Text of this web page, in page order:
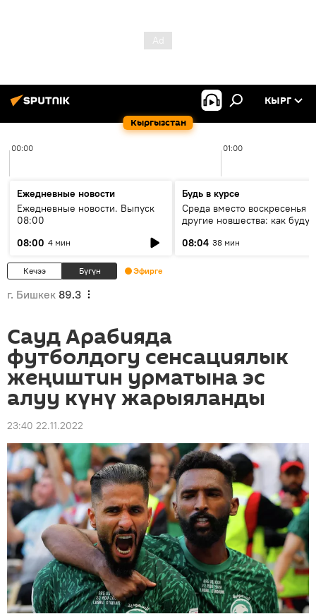
Кыргызстан
КЫРГ
00:00 01:00
Ежедневные новости
Ежедневные новости. Выпуск
08:00
08:00 4 мин
Будь в курсе
Среда вместо воскресенья и
другие новшества: как будут
08:04 38 мин
Кечээ Бүгүн Эфирге
г. Бишкек 89.3
Сауд Арабияда
футболдогу сенсациялык
жеңиштин урматына эс
алуу күнү жарыяланды
23:40 22.11.2022